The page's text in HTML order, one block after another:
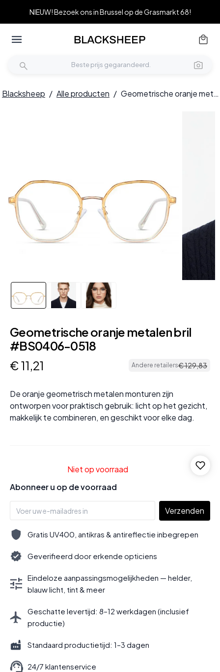
NIEUW! Bezoek ons in Brussel op de Grasmarkt 68!
Blacksheep / Alle producten / Geometrische oranje metalen bril #BS0406-0518
Geometrische oranje metalen bril
#BS0406-0518
€ 11,21 Andere retailers€129,83
De oranje geometrisch metalen monturen zijn
ontworpen voor praktisch gebruik: licht op het gezicht,
makkelijk te combineren, en geschikt voor elke dag.
Niet op voorraad
Abonneer u op de voorraad
Verzenden
Gratis UV400, antikras & antireflectie inbegrepen
Geverifieerd door erkende opticiens
Eindeloze aanpassingsmogelijkheden — helder,
blauw licht, tint & meer
Geschatte levertijd: 8–12 werkdagen (inclusief
productie)
Standaard productietijd: 1–3 dagen
24/7 klantenservice